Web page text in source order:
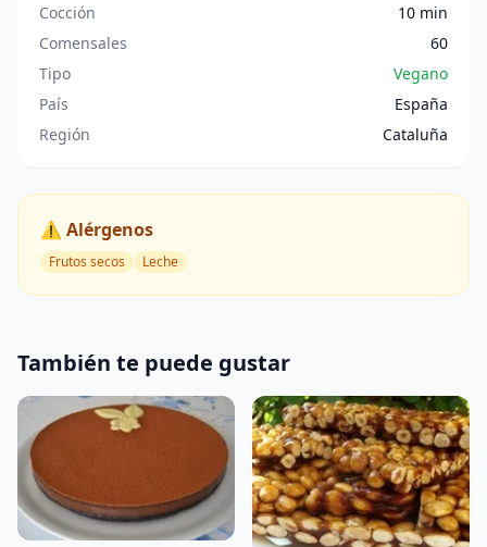
Cocción
10 min
Comensales
60
Tipo
Vegano
País
España
Región
Cataluña
⚠️ Alérgenos
Frutos secos Leche
También te puede gustar